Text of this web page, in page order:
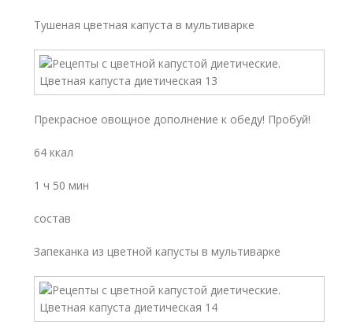
Тушеная цветная капуста в мультиварке
Прекрасное овощное дополнение к обеду! Пробуй!
64 ккал
1 ч 50 мин
состав
Запеканка из цветной капусты в мультиварке